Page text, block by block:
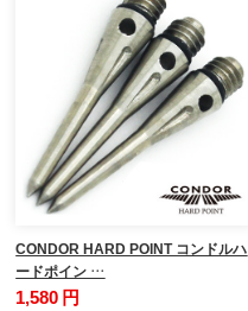
CONDOR HARD POINT コンドルハ
ードポイン …
1,580 円